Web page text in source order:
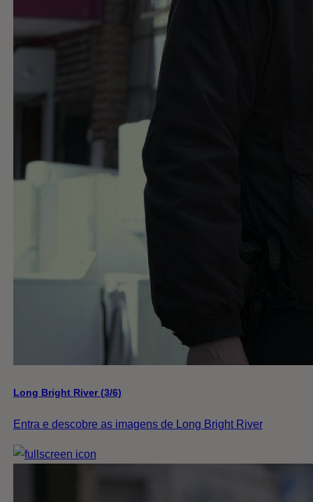
Long Bright River (3/6)
Entra e descobre as imagens de Long Bright River